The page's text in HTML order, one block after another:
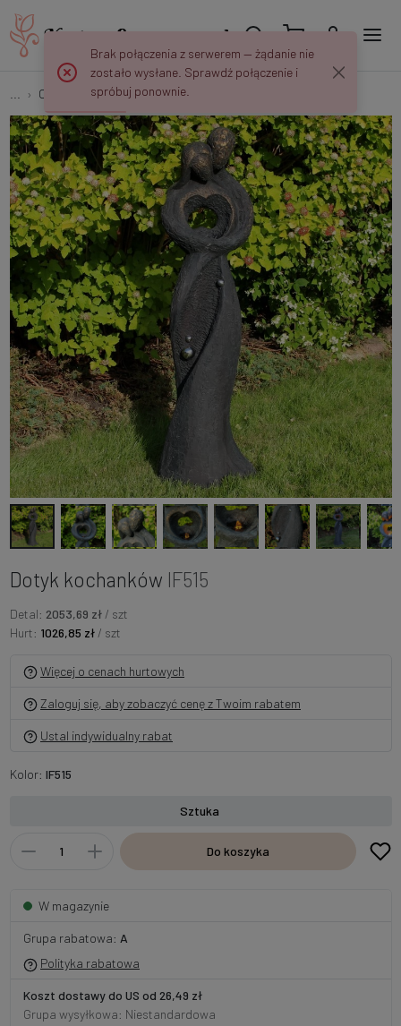
Ogrodowe Dotyk kochanków IF515
Dotyk kochanków IF515
Detal: 2053,69 zł / szt
Hurt: 1026,85 zł / szt
Więcej o cenach hurtowych
Zaloguj się, aby zobaczyć cenę z Twoim rabatem
Ustal indywidualny rabat
Kolor: IF515
Sztuka
Do koszyka
W magazynie
Grupa rabatowa: A
Polityka rabatowa
Koszt dostawy do US od 26,49 zł
Grupa wysyłkowa: Niestandardowa
Brak połączenia z serwerem — żądanie nie
zostało wysłane. Sprawdź połączenie i
spróbuj ponownie.